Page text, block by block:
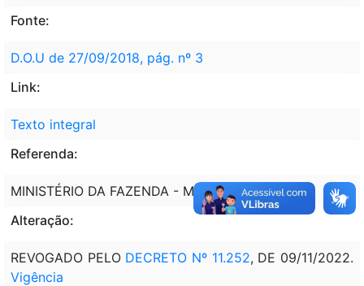
Fonte:
D.O.U de 27/09/2018, pág. nº 3
Link:
Texto integral
Referenda:
MINISTÉRIO DA FAZENDA - MF
Alteração:
REVOGADO PELO DECRETO Nº 11.252, DE 09/11/2022.
Vigência